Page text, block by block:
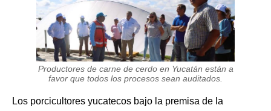
Productores de carne de cerdo en Yucatán están a
favor que todos los procesos sean auditados.
Los porcicultores yucatecos bajo la premisa de la